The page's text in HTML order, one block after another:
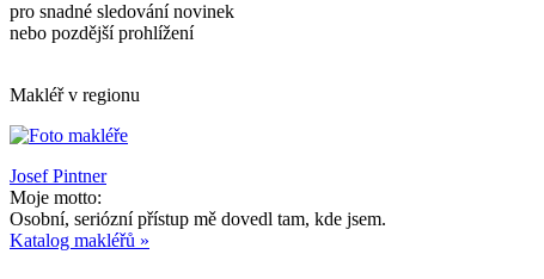
pro snadné sledování novinek
nebo pozdější prohlížení
Makléř v regionu
Josef Pintner
Moje motto:
Osobní, seriózní přístup mě dovedl tam, kde jsem.
Katalog makléřů »